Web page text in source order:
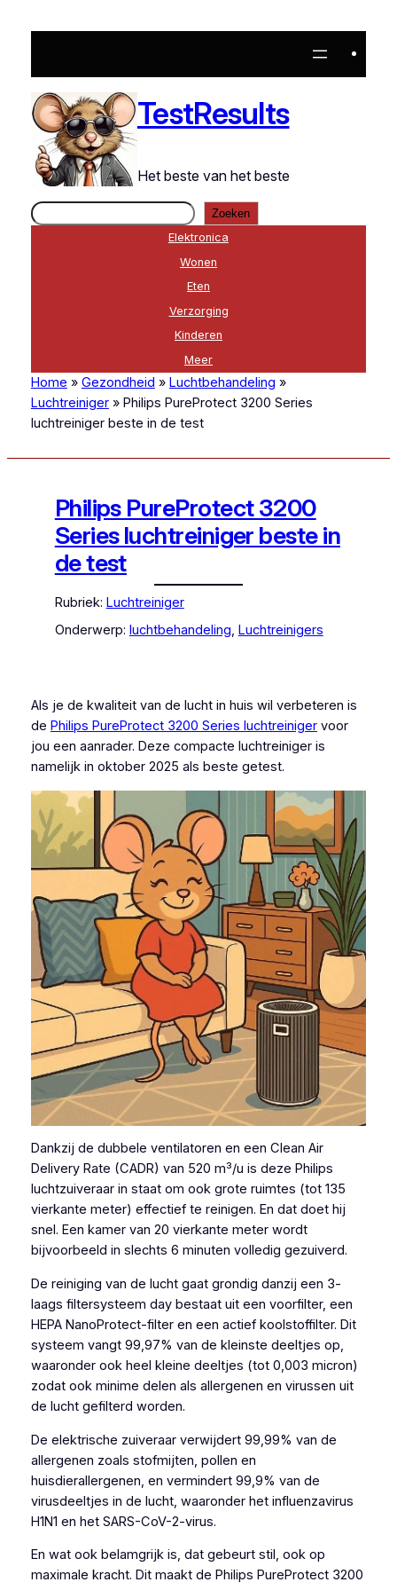
naar
inhoud
TestResults
Het beste van het beste
Zoeken
Zoeken
Elektronica
Wonen
Eten
Verzorging
Kinderen
Meer
Home » Gezondheid » Luchtbehandeling »
Luchtreiniger »Philips PureProtect 3200 Series
luchtreiniger beste in de test
Philips PureProtect 3200
Series luchtreiniger beste in
de test
Rubriek: Luchtreiniger
Onderwerp: luchtbehandeling, Luchtreinigers
Als je de kwaliteit van de lucht in huis wil verbeteren is
de Philips PureProtect 3200 Series luchtreinigervoor
jou een aanrader. Deze compacte luchtreiniger is
namelijk in oktober 2025 als beste getest.
Dankzij de dubbele ventilatoren en een Clean Air
Delivery Rate (CADR) van 520 m³/u is deze Philips
luchtzuiveraar in staat om ook grote ruimtes (tot 135
vierkante meter) effectief te reinigen. En dat doet hij
snel. Een kamer van 20 vierkante meter wordt
bijvoorbeeld in slechts 6 minuten volledig gezuiverd.
De reiniging van de lucht gaat grondig danzij een 3-
laags filtersysteem day bestaat uit een voorfilter, een
HEPA NanoProtect-filter en een actief koolstoffilter. Dit
systeem vangt 99,97% van de kleinste deeltjes op,
waaronder ook heel kleine deeltjes (tot 0,003 micron)
zodat ook minime delen als allergenen en virussen uit
de lucht gefilterd worden.
De elektrische zuiveraar verwijdert 99,99% van de
allergenen zoals stofmijten, pollen en
huisdierallergenen, en vermindert 99,9% van de
virusdeeltjes in de lucht, waaronder het influenzavirus
H1N1 en het SARS-CoV-2-virus.
En wat ook belamgrijk is, dat gebeurt stil, ook op
maximale kracht. Dit maakt de Philips PureProtect 3200